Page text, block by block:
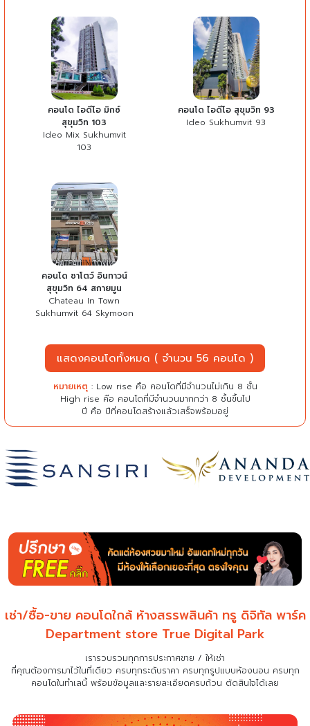
คอนโด ไอดีโอ มิกซ์
สุขุมวิท 103
Ideo Mix Sukhumvit
103
คอนโด ไอดีโอ สุขุมวิท 93
Ideo Sukhumvit 93
คอนโด ชาโตว์ อินทาวน์
สุขุมวิท 64 สกายมูน
Chateau In Town
Sukhumvit 64 Skymoon
แสดงคอนโดทั้งหมด ( จำนวน 56 คอนโด )
หมายเหตุ : Low rise คือ คอนโดที่มีจำนวนไม่เกิน 8 ชั้น
High rise คือ คอนโดที่มีจำนวนมากกว่า 8 ชั้นขึ้นไป
ปี คือ ปีที่คอนโดสร้างแล้วเสร็จพร้อมอยู่
เช่า/ซื้อ-ขาย คอนโดใกล้ ห้างสรรพสินค้า ทรู ดิจิทัล พาร์ค
Department store True Digital Park
เรารวบรวมทุกการประกาศขาย / ให้เช่า
ที่คุณต้องการมาไว้ในที่เดียว ครบทุกระดับราคา ครบทุกรูปแบบห้องนอน ครบทุก
คอนโดในทำเลนี้ พร้อมข้อมูลและรายละเอียดครบถ้วน ตัดสินใจได้เลย